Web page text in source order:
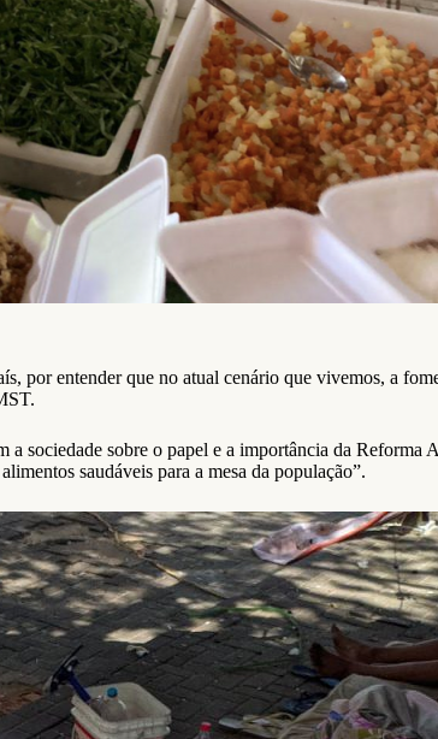
por entender que no atual cenário que vivemos, a
sociedade sobre o papel e a importância da Reforma
saudáveis para a mesa da população”.